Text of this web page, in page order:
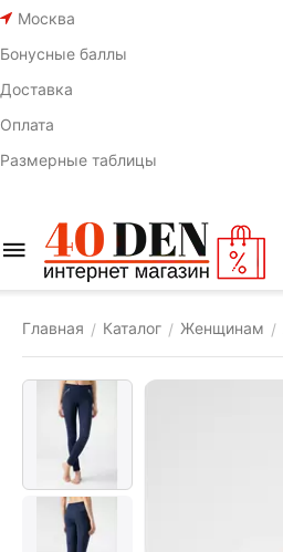
Москва
Бонусные баллы
Доставка
Оплата
Размерные таблицы
Главная / Каталог / Женщинам /